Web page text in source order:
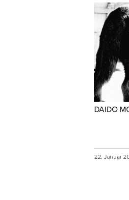
DAIDO
22. Januar